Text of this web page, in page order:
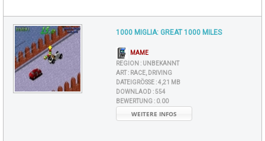
1000 MIGLIA: GREAT 1000 MILES
MAME
REGION : UNBEKANNT
ART : RACE, DRIVING
DATEIGRÖSSE : 4,21 MB
DOWNLAOD :554
BEWERTUNG : 0.00
WEITERE INFOS